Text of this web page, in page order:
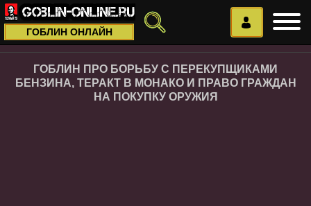
ГОБЛИН ОНЛАЙН
ГОБЛИН ПРО БОРЬБУ С ПЕРЕКУПЩИКАМИ
БЕНЗИНА, ТЕРАКТ В МОНАКО И ПРАВО ГРАЖДАН
НА ПОКУПКУ ОРУЖИЯ